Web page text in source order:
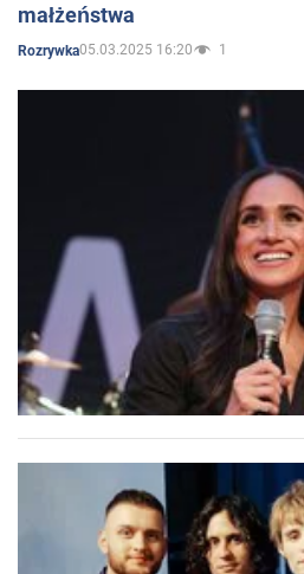
małżeństwa
Rozrywka05.03.2025 16:20 1